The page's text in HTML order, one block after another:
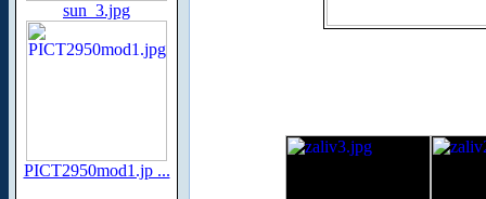
sun_3.jpg
PICT2950mod1.jp ...